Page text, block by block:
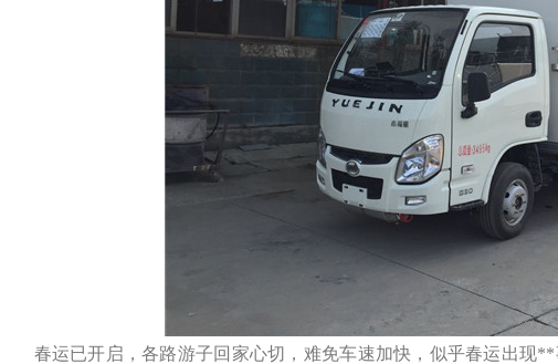
春运已开启，各路游子回家心切，难免车速加快，似乎春运出现